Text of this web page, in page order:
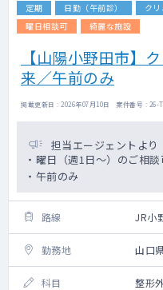
定期 日勤（午前診） ク
曜日相談可
綺麗な施設
【山陽小野田市】
来／午前のみ
掲載更新日 : 2026年07月10日 案件番号 : 26-
担当エージェントより
・曜日（週1日～）のご相談
・午前のみ
路線 JR小
勤務地 山口
科目 整形